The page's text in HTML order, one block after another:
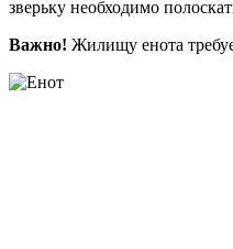
зверьку необходимо
Важно! Жилищу енота